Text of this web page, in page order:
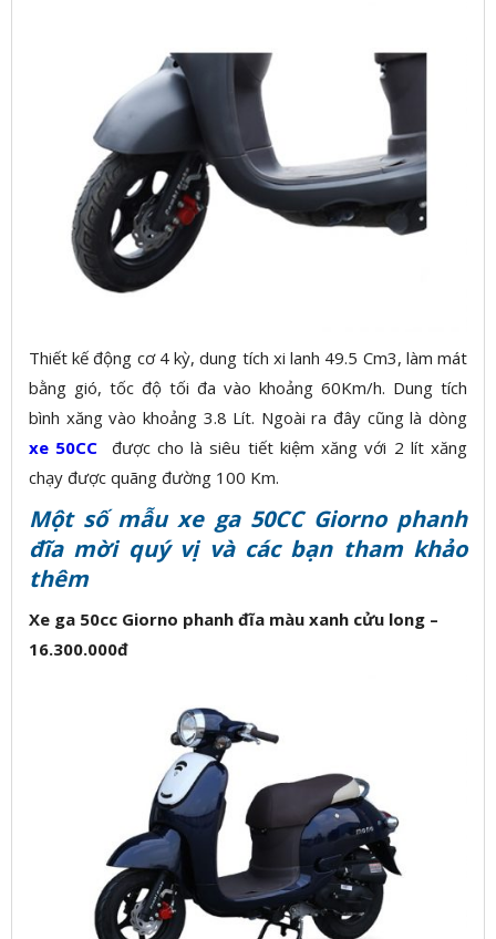
Thiết kế động cơ 4 kỳ, dung tích xi lanh 49.5 Cm3, làm mát
bằng gió, tốc độ tối đa vào khoảng 60Km/h. Dung tích
bình xăng vào khoảng 3.8 Lít. Ngoài ra đây cũng là dòng
xe 50CC được cho là siêu tiết kiệm xăng với 2 lít xăng
chạy được quãng đường 100 Km.
Một số mẫu xe ga 50CC Giorno phanh
đĩa mời quý vị và các bạn tham khảo
thêm
Xe ga 50cc Giorno phanh đĩa màu xanh cửu long –
16.300.000đ